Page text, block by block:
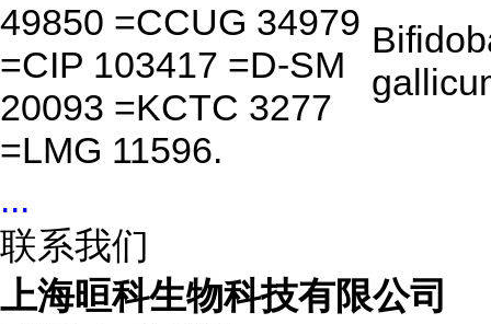
49850 =CCUG 34979
=CIP 103417 =D-SM
20093 =KCTC 3277
=LMG 11596.
...
联系我们
上海晅科生物科技有限公司